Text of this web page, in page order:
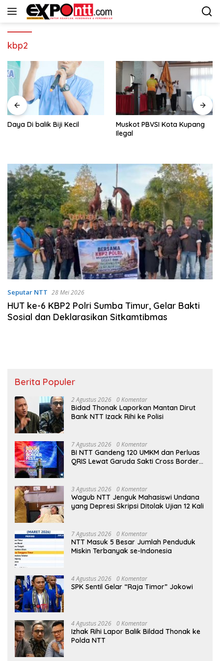
Langsung
kbp2
Daya Di balik Biji Kecil
Muskot PBVSI Kota Kupang
Ilegal
Seputar NTT 28 Mei 2026
HUT ke-6 KBP2 Polri Sumba Timur, Gelar Bakti
Sosial dan Deklarasikan Sitkamtibmas
Berita Populer
2 Agustus 2026 0 Komentar
Bidad Thonak Laporkan Mantan Dirut
Bank NTT Izack Rihi ke Polisi
7 Agustus 2026 0 Komentar
BI NTT Gandeng 120 UMKM dan Perluas
QRIS Lewat Garuda Sakti Cross Border
3 Agustus 2026 0 Komentar
Wagub NTT Jenguk Mahasiswi Undana
yang Depresi Skripsi Ditolak Ujian 12 Kali
7 Agustus 2026 0 Komentar
NTT Masuk 5 Besar Jumlah Penduduk
Miskin Terbanyak se-Indonesia
4 Agustus 2026 0 Komentar
SPK Sentil Gelar “Raja Timor” Jokowi
4 Agustus 2026 0 Komentar
Izhak Rihi Lapor Balik Bildad Thonak ke
Polda NTT